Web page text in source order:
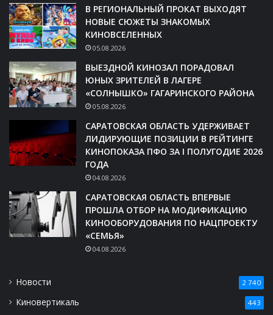
В РЕГИОНАЛЬНЫЙ ПРОКАТ ВЫХОДЯТ
НОВЫЕ СЮЖЕТЫ ЗНАКОМЫХ
КИНОВСЕЛЕННЫХ
05.08.2026
ВЫЕЗДНОЙ КИНОЗАЛ ПОРАДОВАЛ
ЮНЫХ ЗРИТЕЛЕЙ В ЛАГЕРЕ
«СОЛНЫШКО» ГАГАРИНСКОГО РАЙОНА
05.08.2026
САРАТОВСКАЯ ОБЛАСТЬ УДЕРЖИВАЕТ
ЛИДИРУЮЩИЕ ПОЗИЦИИ В РЕЙТИНГЕ
КИНОПОКАЗА ПФО ЗА I ПОЛУГОДИЕ 2026
ГОДА
04.08.2026
САРАТОВСКАЯ ОБЛАСТЬ ВПЕРВЫЕ
ПРОШЛА ОТБОР НА МОДИФИКАЦИЮ
КИНООБОРУДОВАНИЯ ПО НАЦПРОЕКТУ
«СЕМЬЯ»
04.08.2026
Новости 2 740
Киновертикаль 443